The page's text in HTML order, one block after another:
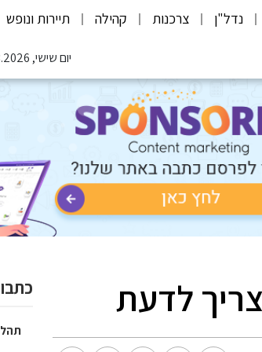
נדל"ן צרכנות קהילה תיירות ונופש
יום שישי, 07.08.2026
לדעת